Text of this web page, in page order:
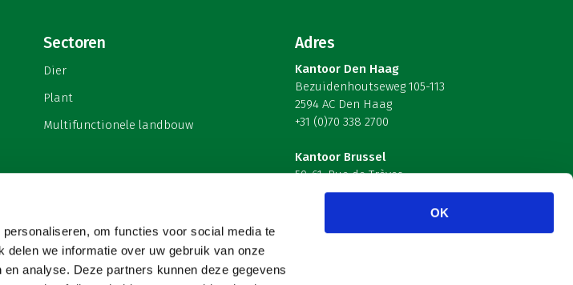
om functies voor social media te
we informatie over uw gebruik van onze
analyse. Deze partners kunnen deze gegevens
OK
Sectoren
Dier
Plant
Multifunctionele landbouw
Adres
Kantoor Den Haag
Bezuidenhoutseweg 105-113
2594 AC Den Haag
+31 (0)70 338 2700
Kantoor Brussel
59-61, Rue de Trèves
B-1040 Brussel – België
Volg ons